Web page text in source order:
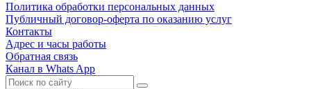
Политика обработки персональных данных
Публичный договор-оферта по оказанию услуг
Контакты
Адрес и часы работы
Обратная связь
Канал в Whats App